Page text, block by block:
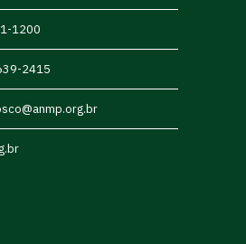
1200
2415